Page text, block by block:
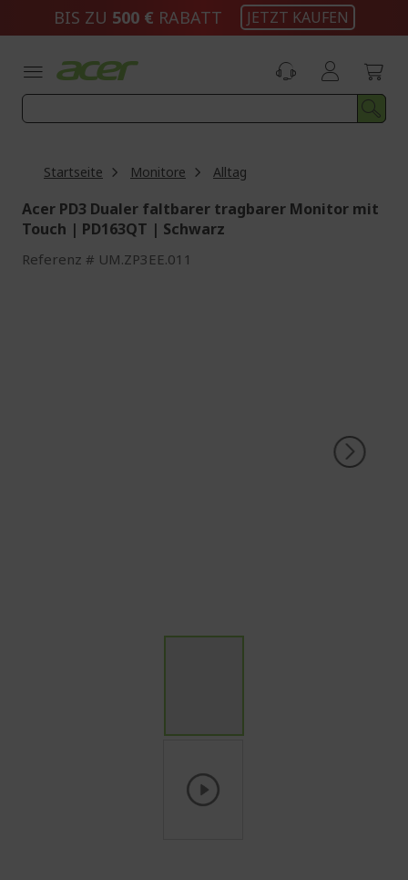
BIS ZU 500 € RABATT JETZT KAUFEN
Startseite Monitore Alltag
Acer PD3 Dualer faltbarer tragbarer Monitor mit
Touch | PD163QT | Schwarz
Referenz UM.ZP3EE.011